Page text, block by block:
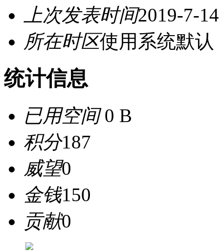
上次发表时间2019-7-
所在时区使用系统默认
统计信息
已用空间0 B
积分187
威望0
金钱150
贡献0